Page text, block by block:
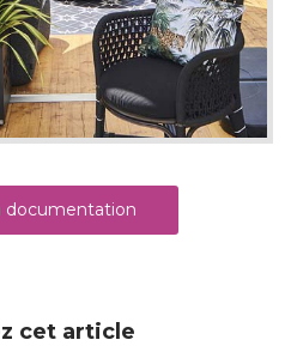
documentation
cet article